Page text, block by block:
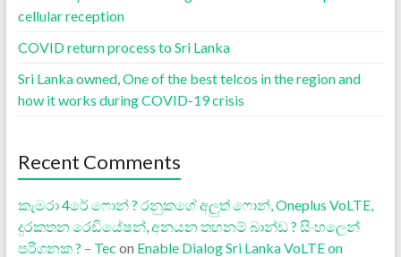
cellular reception
COVID return process to Sri Lanka
Sri Lanka owned, One of the best telcos in the region and
how it works during COVID-19 crisis
Recent Comments
කැමරා 4රේ ෆොන් ? රනුකගේ අලුත් ෆොන්, Oneplus VoLTE,
දුරකතන රෙඩියේෂන්, අනයන තහනම් බාන්ඩ ? සිංහලෙන්
පරිගනක ? – Tec on Enable Dialog Sri Lanka VoLTE on